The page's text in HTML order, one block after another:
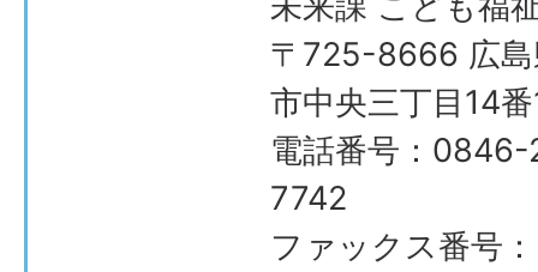
〒725-8666 広島
市中央三丁目14
電話番号：
7742
ファックス番号：